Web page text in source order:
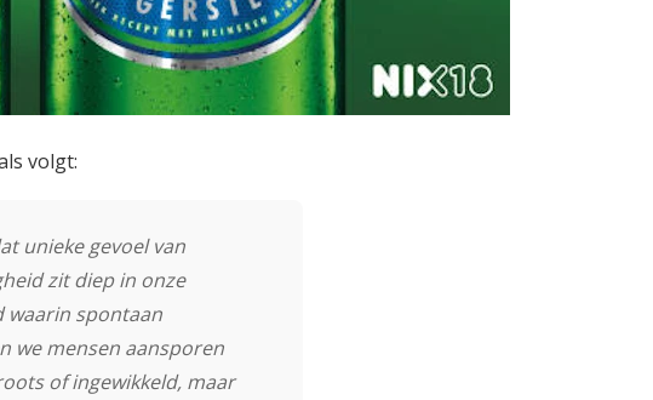
volgt:
unieke gevoel van
zit diep in onze
waarin spontaan
we mensen aansporen
of ingewikkeld, maar